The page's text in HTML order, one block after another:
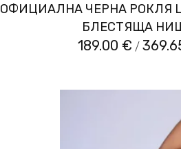
ОФИЦИАЛНА ЧЕРНА РОКЛЯ
БЛЕСТЯЩА
189.00 € /